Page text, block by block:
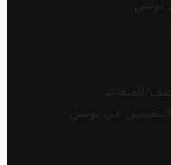
تونس
المتقاعد
في تونس